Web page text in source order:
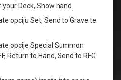
Deck, Show hand.
opciju Set, Send to Grave te
opcije Special Summon
Return to Hand, Send to RFG